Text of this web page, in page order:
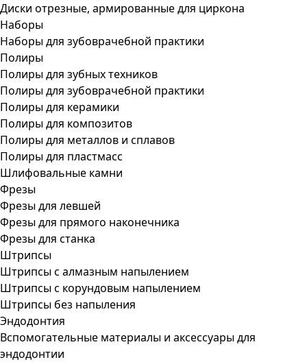
Диски отрезные, армированные для циркона
Наборы
Наборы для зубоврачебной практики
Полиры
Полиры для зубных техников
Полиры для зубоврачебной практики
Полиры для керамики
Полиры для композитов
Полиры для металлов и сплавов
Полиры для пластмасс
Шлифовальные камни
Фрезы
Фрезы для левшей
Фрезы для прямого наконечника
Фрезы для станка
Штрипсы
Штрипсы c алмазным напылением
Штрипсы c корундовым напылением
Штрипсы без напыления
Эндодонтия
Вспомогательные материалы и аксессуары для
эндодонтии